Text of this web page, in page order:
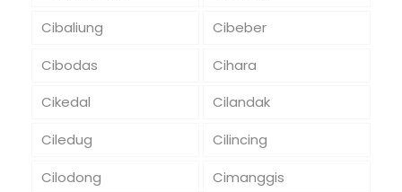
Cibaliung
Cibeber
Cibodas
Cihara
Cikedal
Cilandak
Ciledug
Cilincing
Cilodong
Cimanggis